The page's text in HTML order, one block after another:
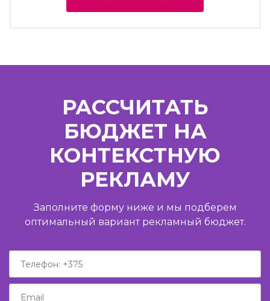
РАССЧИТАТЬ
БЮДЖЕТ НА
КОНТЕКСТНУЮ
РЕКЛАМУ
Заполните форму ниже и мы подберем
оптимальный вариант рекламный бюджет.